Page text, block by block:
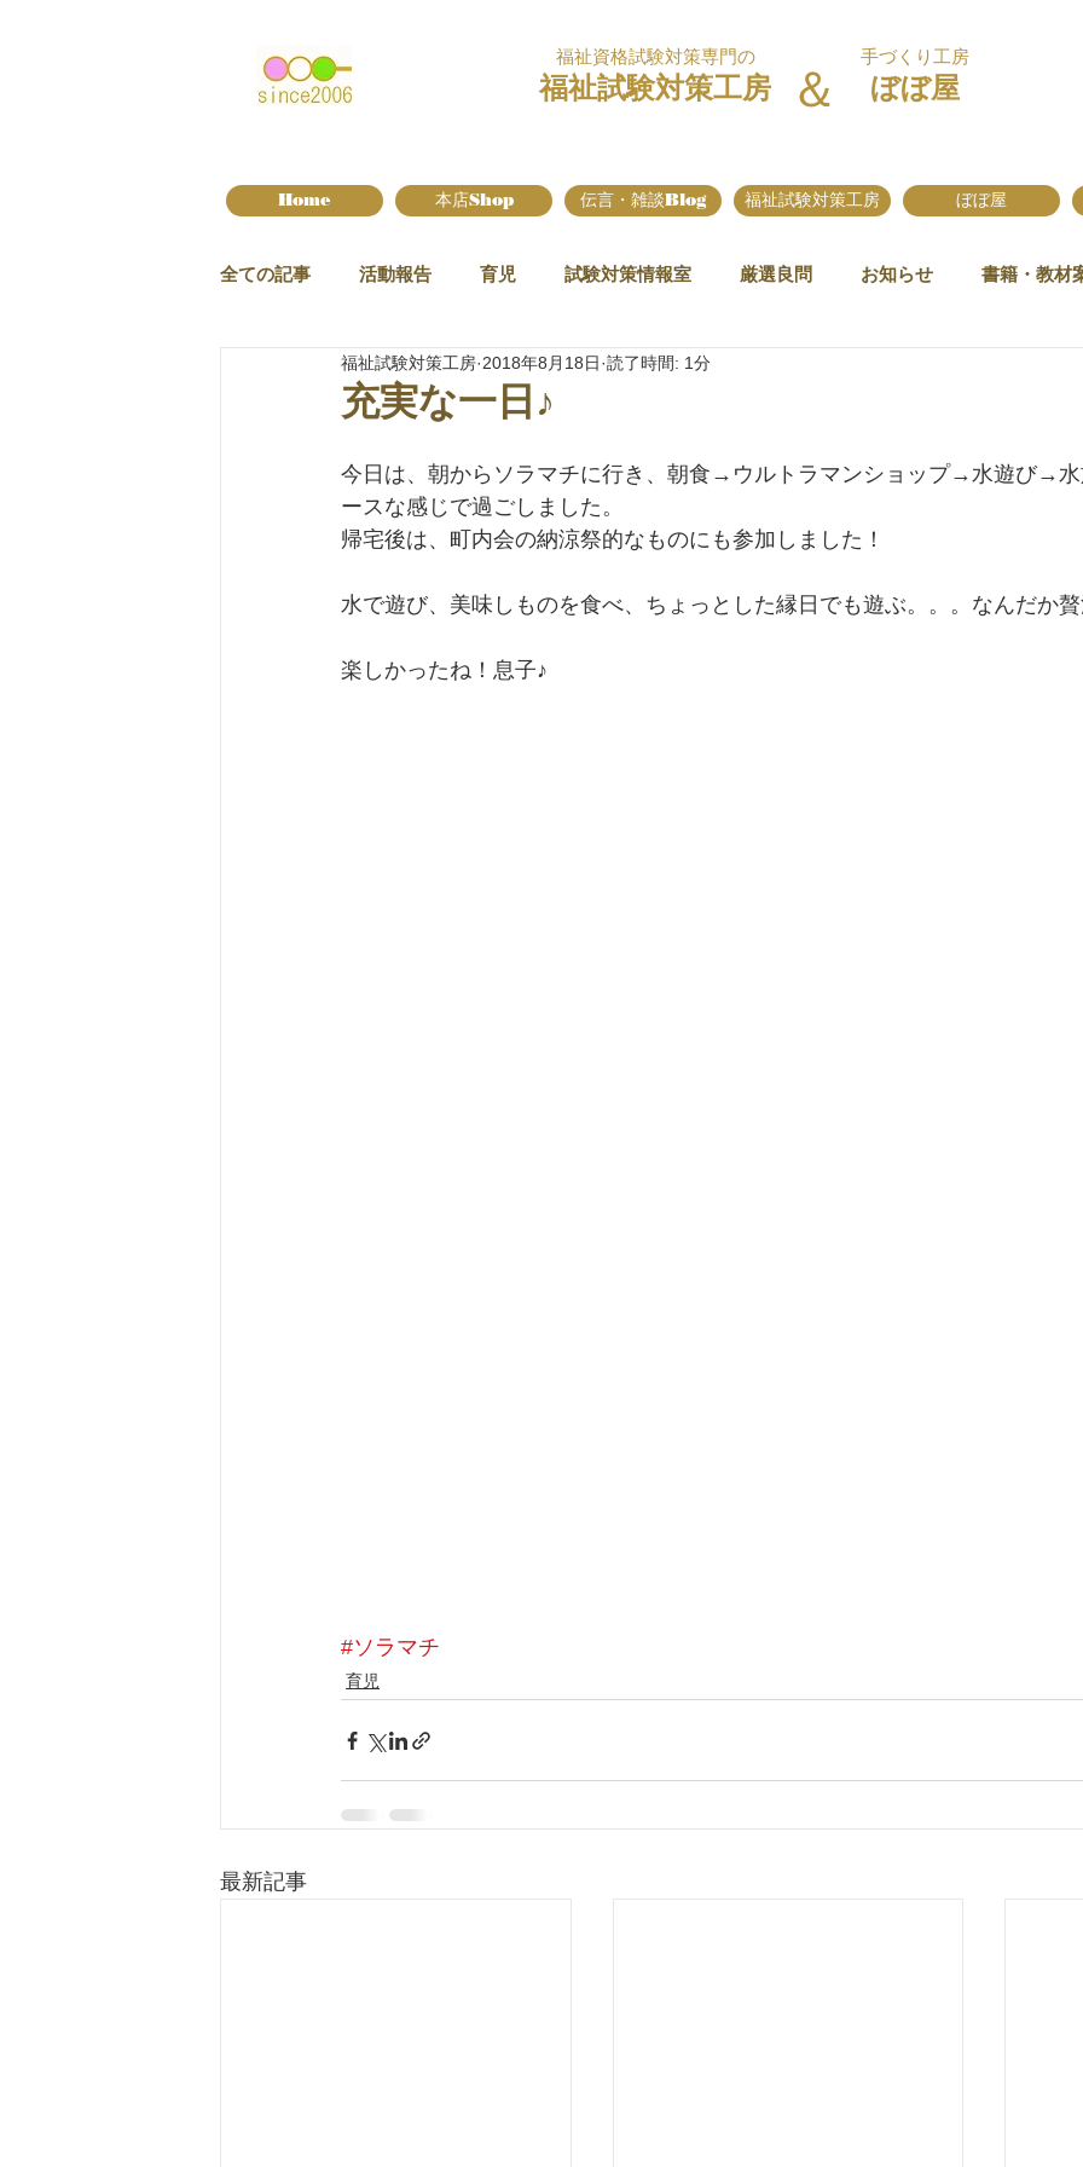
福祉資格試験対策専門の
福祉試験対策工房 ＆
手づくり工房
ぼぼ屋
Home 本店Shop 伝言・雑談Blog 福祉試験対策工房 ぼぼ屋
全ての記事 活動報告 育児 試験対策情報室 厳選良問 お知らせ 書籍・教材
充実な一日♪
福祉試験対策工房 2018年8月18日 読了時間: 1分
今日は、朝からソラマチに行き、朝食→ウルトラマンショップ→水遊び→水
ースな感じで過ごしました。
帰宅後は、町内会の納涼祭的なものにも参加しました！
水で遊び、美味しものを食べ、ちょっとした縁日でも遊ぶ。。。なんだか贅
楽しかったね！息子♪
#ソラマチ
育児
最新記事